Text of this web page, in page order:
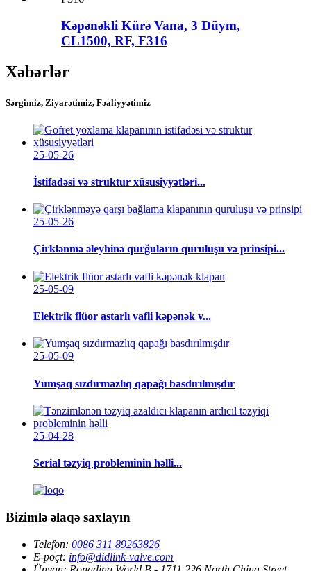
Kəpənəkli Kürə Vana, 3 Düym,
CL1500, RF, F316
Xəbərlər
Sərgimiz, Ziyarətimiz, Fəaliyyətimiz
25-05-26
İstifadəsi və struktur xüsusiyyətləri...
25-05-26
Çirklənmə əleyhinə qurğuların quruluşu və prinsipi...
25-05-09
Elektrik flüor astarlı vafli kəpənək v...
25-05-09
Yumşaq sızdırmazlıq qapağı basdırılmışdır
25-04-28
Serial təzyiq probleminin həlli...
Bizimlə əlaqə saxlayın
Telefon: 0086 311 89263826
E-poçt: info@didlink-valve.com